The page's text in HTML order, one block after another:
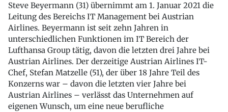
Steve Beyermann (31) übernimmt am 1. Januar 2021 die
Leitung des Bereichs IT Management bei Austrian
Airlines. Beyermann ist seit zehn Jahren in
unterschiedlichen Funktionen im IT Bereich der
Lufthansa Group tätig, davon die letzten drei Jahre bei
Austrian Airlines. Der derzeitige Austrian Airlines IT-
Chef, Stefan Matzelle (51), der über 18 Jahre Teil des
Konzerns war – davon die letzten vier Jahre bei
Austrian Airlines – verlässt das Unternehmen auf
eigenen Wunsch, um eine neue berufliche